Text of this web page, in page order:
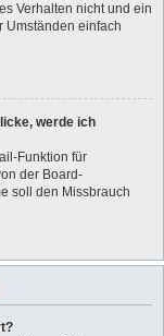
Verhalten nicht und ein
Umständen einfach
werde ich
Funktion für
der Board-
soll den Missbrauch